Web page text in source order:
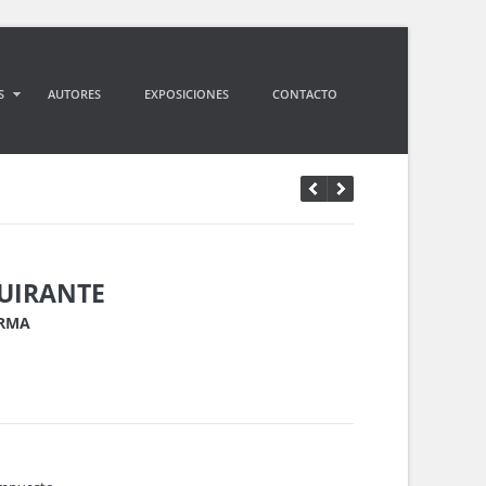
AUTORES EXPOSICIONES CONTACTO